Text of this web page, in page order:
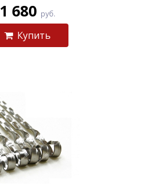
1 680 руб.
Купить